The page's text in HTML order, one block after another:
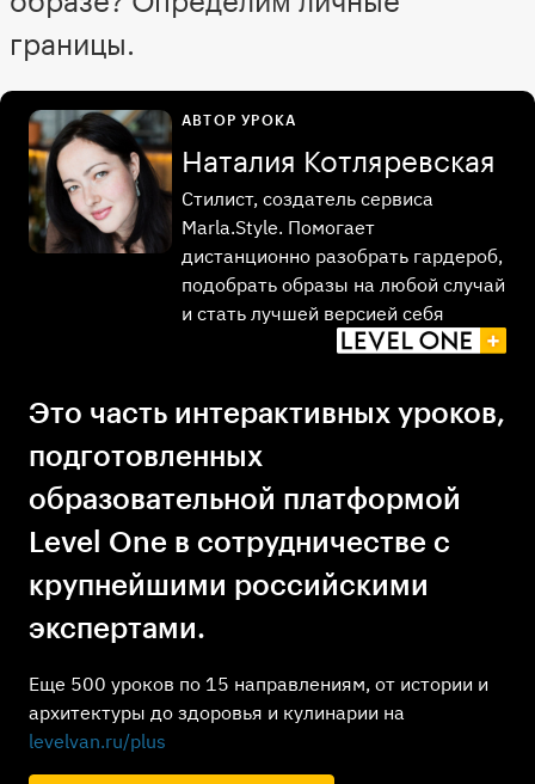
границы.
Это часть интерактивных уроков,
подготовленных
образовательной платформой
Level One в сотрудничестве с
крупнейшими российскими
экспертами.
Еще 500 уроков по 15 направлениям, от истории и
архитектуры до здоровья и кулинарии на
levelvan.ru/plus
АВТОР УРОКА
Наталия Котляревская
Стилист, создатель сервиса
Marla.Style. Помогает
дистанционно разобрать гардероб,
подобрать образы на любой случай
и стать лучшей версией себя